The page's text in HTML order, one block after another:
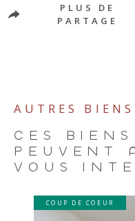
PLUS DE
PARTAGE
AUTRES BIENS
CES BIENS
PEUVENT
VOUS
COUP DE COEUR